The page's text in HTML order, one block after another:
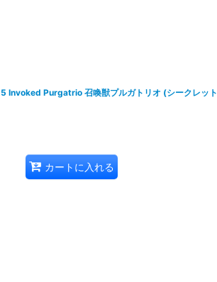
Invoked Purgatrio 召喚獣プルガトリオ (シークレット
カートに入れる